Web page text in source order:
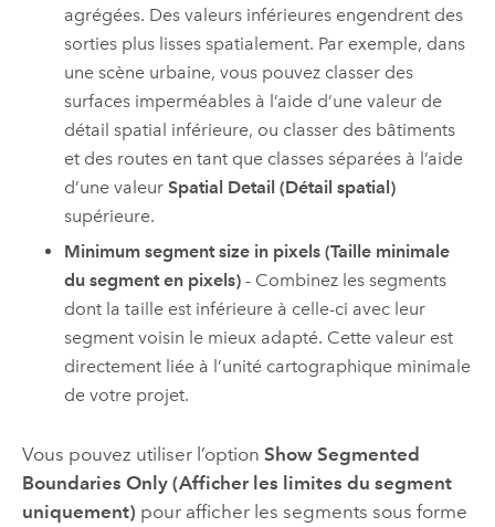
agrégées. Des valeurs inférieures engendrent des
sorties plus lisses spatialement. Par exemple, dans
une scène urbaine, vous pouvez classer des
surfaces imperméables à l’aide d’une valeur de
détail spatial inférieure, ou classer des bâtiments
et des routes en tant que classes séparées à l’aide
d’une valeurSpatial Detail (Détail spatial)
supérieure.
Minimum segment size in pixels (Taille minimale
du segment en pixels) - Combinez les segments
dont la taille est inférieure à celle-ci avec leur
segment voisin le mieux adapté. Cette valeur est
directement liée à l’unité cartographique minimale
de votre projet.
Vous pouvez utiliser l’option Show Segmented
Boundaries Only (Afficher les limites du segment
uniquement) pour afficher les segments sous forme